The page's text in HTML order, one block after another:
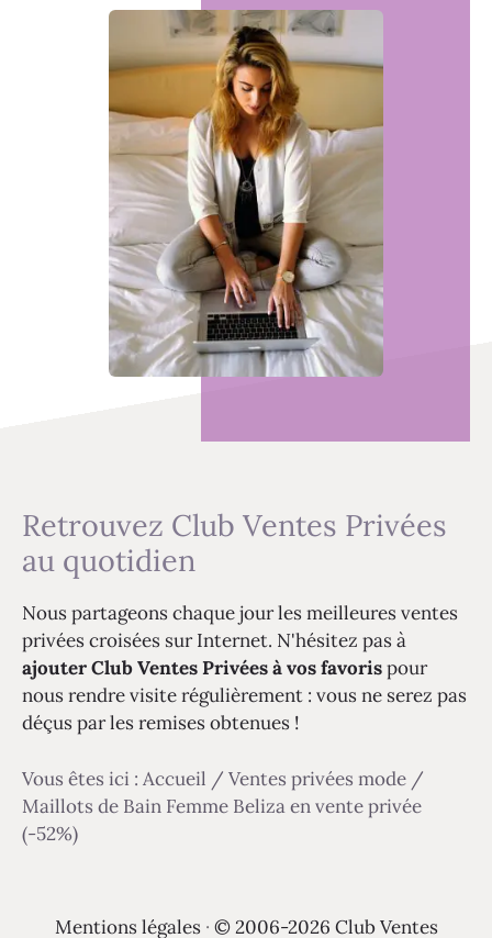
Retrouvez Club Ventes Privées
au quotidien
Nous partageons chaque jour les meilleures ventes
privées croisées sur Internet. N'hésitez pas à
ajouter Club Ventes Privées à vos favorispour
nous rendre visite régulièrement : vous ne serez pas
déçus par les remises obtenues !
Vous êtes ici : Accueil / Ventes privées mode /
Maillots de Bain Femme Beliza en vente privée
(-52%)
Mentions légales · © 2006-2026 Club Ventes